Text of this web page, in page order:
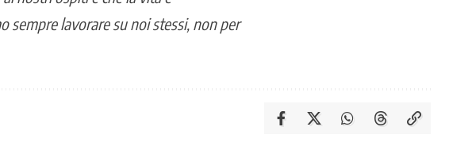
sempre lavorare su noi stessi, non per